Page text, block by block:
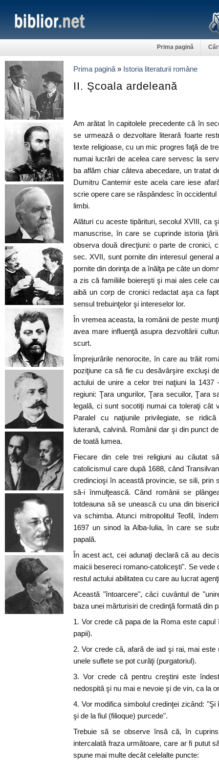
Prima pagină
Prima pagină » Istoria literaturii române
II. Şcoala ardeleană
Am arătat în capitolele precedente că în
se urmează o dezvoltare literară foarte
texte religioase, cu un mic progres faţă de
numai lucrări de acelea care servesc la
ba aflăm chiar câteva abecedare, un tratat
Dumitru Cantemir este acela care iese
scrie opere care se răspândesc în
limbi.
Alături cu aceste tipărituri, secolul XVIII, ca
manuscrise, în care se cuprinde istoria
observa două direcţiuni: o parte de cronici,
sec. XVII, sunt pornite din interesul general
pornite din dorinţa de a înălţa pe câte un
a zis că familiile boiereşti şi mai ales cele
aibă un corp de cronici redactat aşa ca
sensul trebuinţelor şi intereselor lor.
În vremea aceasta, la românii de peste
avea mare influenţă asupra dezvoltării
scurt.
Împrejurările nenorocite, în care au trăit
poziţiune ca să fie cu desăvârşire excluşi
actului de unire a celor trei naţiuni la 1437
regiuni: Ţara ungurilor, Ţara secuilor, Ţara
legală, ci sunt socotiţi numai ca toleraţi cât
Paralel cu naţiunile privilegiate, se ridică
luterană, calvină. Românii dar şi din punct
de toată lumea.
Fiecare din cele trei religiuni au căutat
catolicismul care după 1688, când
credincioşi în această provincie, se sili, prin
să-i înmulţească. Când românii se
totdeauna să se unească cu una din
va schimba. Atunci mitropolitul Teofil,
1697 un sinod la Alba-Iulia, în care se
papală.
În acest act, cei adunaţi declară că au
maicii besereci romano-catoliceşti". Se vede
restul actului abilitatea cu care au lucrat
Această "întoarcere", căci cuvântul de
baza unei mărturisiri de credinţă formată din
1. Vor crede că papa de la Roma este
papii).
2. Vor crede că, afară de iad şi rai, mai
unele suflete se pot curăţi (purgatoriul).
3. Vor crede că pentru creştini este
nedospită şi nu mai e nevoie şi de vin, ca la
4. Vor modifica simbolul credinţei zicând:
şi de la fiul (filioque) purcede".
Trebuie să se observe însă că, în
intercalată fraza următoare, care ar fi putut
spune mai multe decât celelalte puncte: